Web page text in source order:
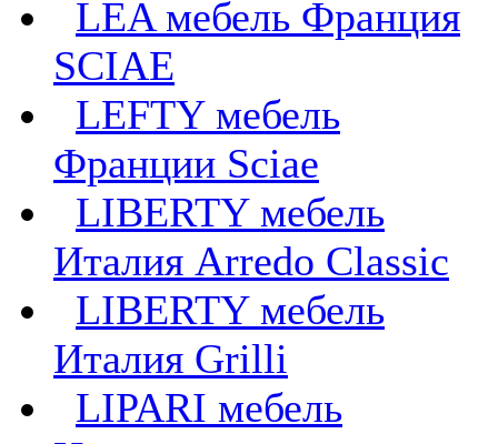
LEA мебель Франция
SCIAE
LEFTY мебель
Франции Sciae
LIBERTY мебель
Италия Arredo Classic
LIBERTY мебель
Италия Grilli
LIPARI мебель